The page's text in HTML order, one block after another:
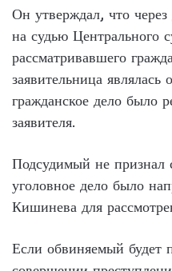
Он утверждал, что
на судью Центрального
рассматривавшего
заявительница являлась
гражданское дело было
заявителя.
Подсудимый не признал
уголовное дело было
Кишинева для
Если обвиняемый будет